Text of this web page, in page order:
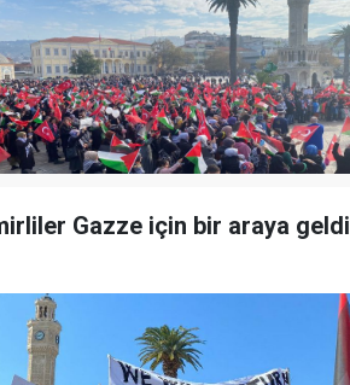
Gazze için bir araya geldi